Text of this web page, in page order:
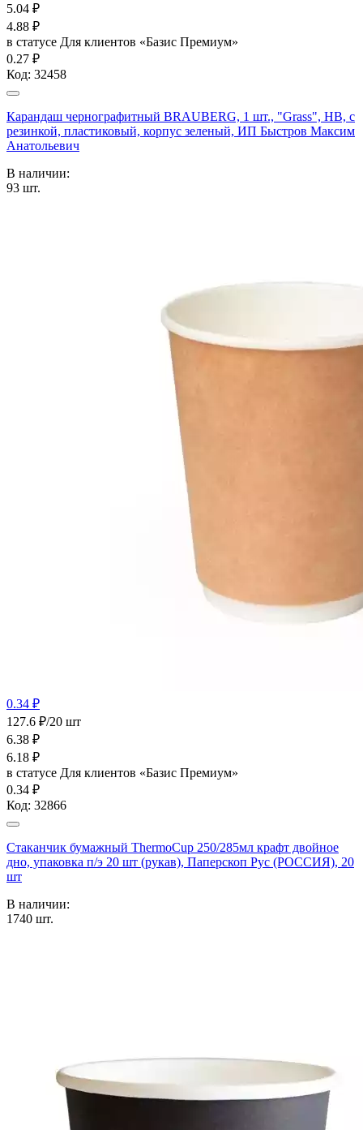
5.04 ₽
4.88 ₽
в статусе Для клиентов «Базис Премиум»
0.27 ₽
Код: 32458
Карандаш чернографитный BRAUBERG, 1 шт., "Grass", НВ, с
резинкой, пластиковый, корпус зеленый, ИП Быстров Максим
Анатольевич
В наличии:
93 шт.
0.34 ₽
127.6 ₽/20 шт
6.38 ₽
6.18 ₽
в статусе Для клиентов «Базис Премиум»
0.34 ₽
Код: 32866
Стаканчик бумажный ThermoCup 250/285мл крафт двойное
дно, упаковка п/э 20 шт (рукав), Паперскоп Рус (РОССИЯ), 20
шт
В наличии:
1740 шт.